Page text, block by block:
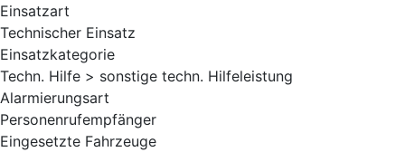
Einsatzart
Technischer Einsatz
Einsatzkategorie
Techn. Hilfe > sonstige techn. Hilfeleistung
Alarmierungsart
Personenrufempfänger
Eingesetzte Fahrzeuge